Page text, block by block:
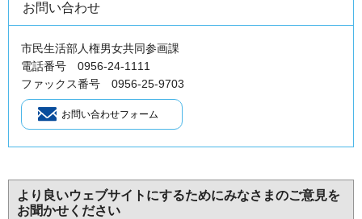
お問い合わせ
市民生活部人権男女共同参画課
電話番号 0956-24-1111
ファックス番号 0956-25-9703
より良いウェブサイトにするためにみなさまのご意見を
お聞かせください